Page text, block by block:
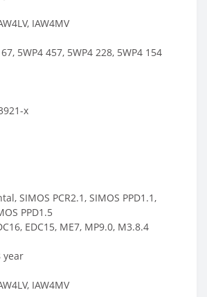
IAW4MV
5WP4 457, 5WP4 228, 5WP4 154
x
SIMOS PCR2.1, SIMOS PPD1.1,
PPD1.5
EDC15, ME7, MP9.0, M3.8.4
year
IAW4MV